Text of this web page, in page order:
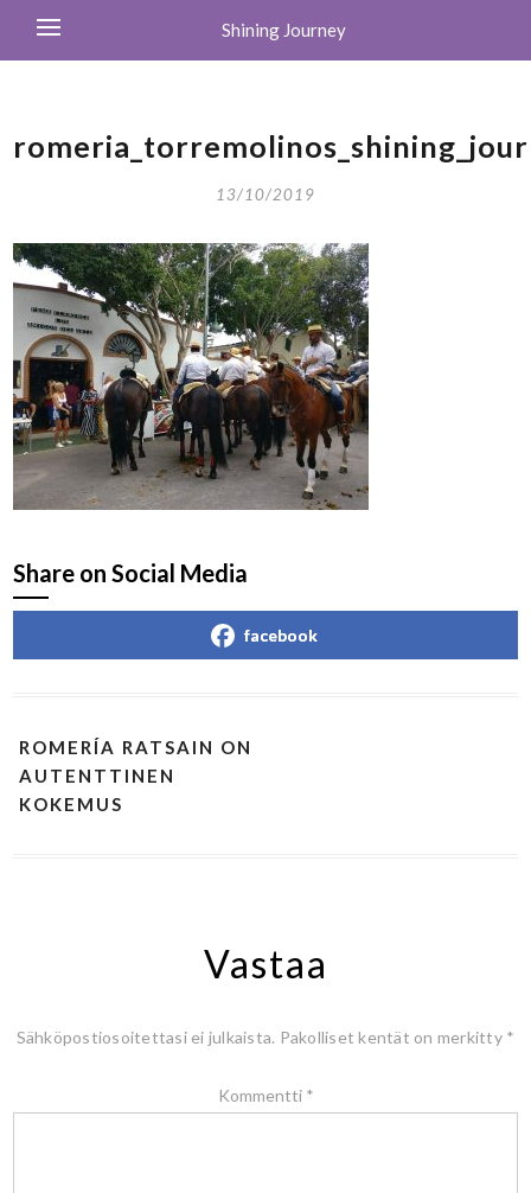
Shining Journey
13/10/2019
Share on Social Media
facebook
ROMERÍA RATSAIN ON
AUTENTTINEN
KOKEMUS
Vastaa
Sähköpostiosoitettasi ei julkaista. Pakolliset kentät on merkitty *
Kommentti *